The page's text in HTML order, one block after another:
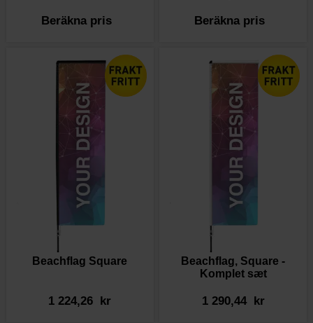
Beräkna pris Beräkna pris
Beachflag Square
1 224,26 kr
Beachflag, Square -
Komplet sæt
1 290,44 kr